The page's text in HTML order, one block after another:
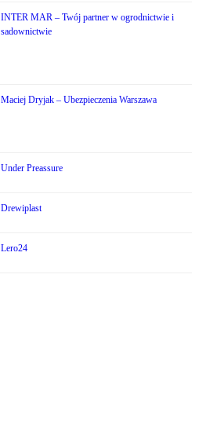
INTER MAR – Twój partner w ogrodnictwie i
sadownictwie
Maciej Dryjak – Ubezpieczenia Warszawa
Under Preassure
Drewiplast
Lero24